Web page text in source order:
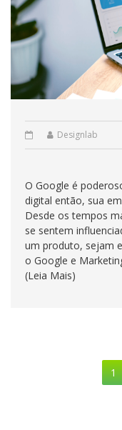
Designlab
O Google é
digital então, sua
Desde os tempos
se sentem
um produto, sejam
o Google e
(Leia Mais)
1